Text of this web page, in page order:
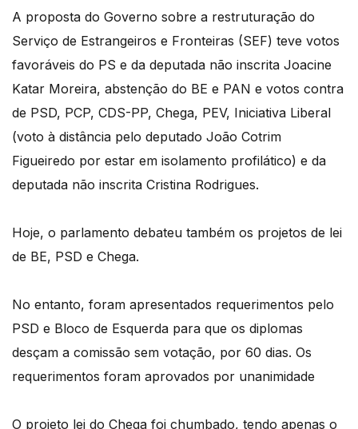
A proposta do Governo sobre a restruturação do
Serviço de Estrangeiros e Fronteiras (SEF) teve votos
favoráveis do PS e da deputada não inscrita Joacine
Katar Moreira, abstenção do BE e PAN e votos contra
de PSD, PCP, CDS-PP, Chega, PEV, Iniciativa Liberal
(voto à distância pelo deputado João Cotrim
Figueiredo por estar em isolamento profilático) e da
deputada não inscrita Cristina Rodrigues.
Hoje, o parlamento debateu também os projetos de lei
de BE, PSD e Chega.
No entanto, foram apresentados requerimentos pelo
PSD e Bloco de Esquerda para que os diplomas
desçam a comissão sem votação, por 60 dias. Os
requerimentos foram aprovados por unanimidade
O projeto lei do Chega foi chumbado, tendo apenas o